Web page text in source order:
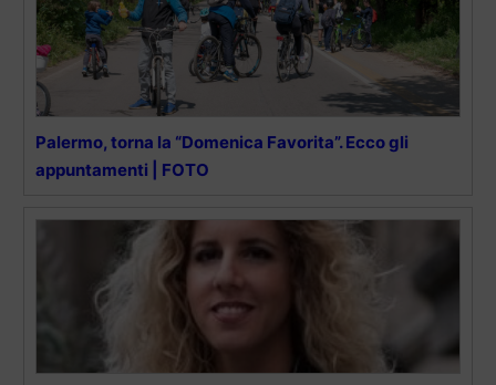
Palermo, torna la “Domenica Favorita”. Ecco gli
appuntamenti | FOTO